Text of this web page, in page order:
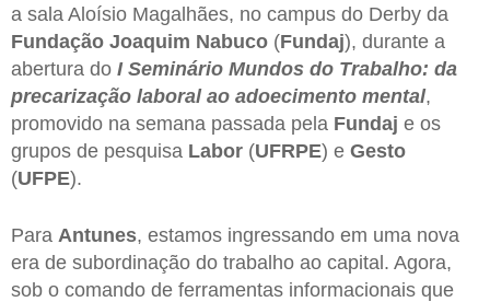
a sala Aloísio Magalhães, no campus do Derby da
Fundação Joaquim Nabuco (Fundaj), durante a
abertura do I Seminário Mundos do Trabalho: da
precarização laboral ao adoecimento mental,
promovido na semana passada pela Fundaj e os
grupos de pesquisa Labor (UFRPE) e Gesto
(UFPE).
Para Antunes, estamos ingressando em uma nova
era de subordinação do trabalho ao capital. Agora,
sob o comando de ferramentas informacionais que